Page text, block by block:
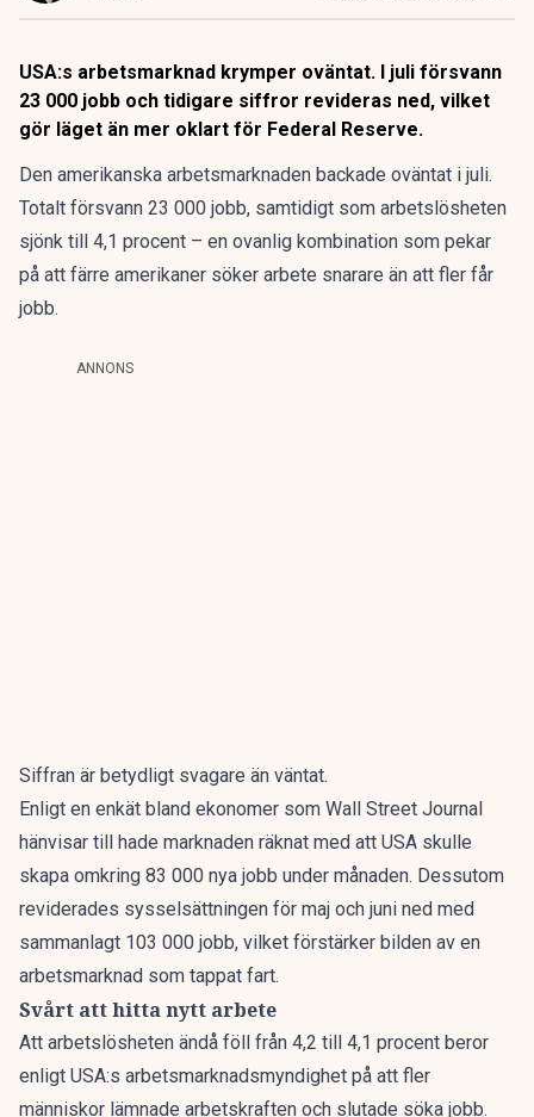
USA:s arbetsmarknad krymper oväntat. I juli försvann
23 000 jobb och tidigare siffror revideras ned, vilket
gör läget än mer oklart för Federal Reserve.
Den amerikanska arbetsmarknaden backade oväntat i juli.
Totalt försvann 23 000 jobb, samtidigt som arbetslösheten
sjönk till 4,1 procent – en ovanlig kombination som pekar
på att färre amerikaner söker arbete snarare än att fler får
jobb.
ANNONS
Siffran är betydligt svagare än väntat.
Enligt en enkät bland ekonomer som Wall Street Journal
hänvisar till hade marknaden räknat med att USA skulle
skapa omkring 83 000 nya jobb under månaden. Dessutom
reviderades sysselsättningen för maj och juni ned med
sammanlagt 103 000 jobb, vilket förstärker bilden av en
arbetsmarknad som tappat fart.
Svårt att hitta nytt arbete
Att arbetslösheten ändå föll från 4,2 till 4,1 procent beror
enligt USA:s arbetsmarknadsmyndighet på att fler
människor lämnade arbetskraften och slutade söka jobb.